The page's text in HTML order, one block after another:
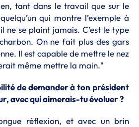
tant dans le travail que sur le
qui montre l’exemple à
ne se plaint jamais. C’est le type
On ne fait plus des gars
Il est capable de mettre le nez
même mettre la main."
de demander à ton président
avec qui aimerais-tu évoluer ?
réflexion, et avec un brin